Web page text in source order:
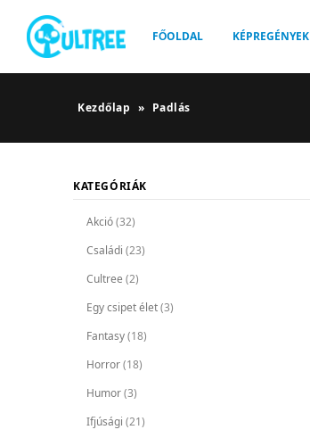
FŐOLDAL KÉPREGÉNYEK
Kezdőlap » Padlás
KATEGÓRIÁK
Akció(32)
Családi (23)
Cultree (2)
Egy csipet élet(3)
Fantasy(18)
Horror(18)
Humor(3)
Ifjúsági (21)